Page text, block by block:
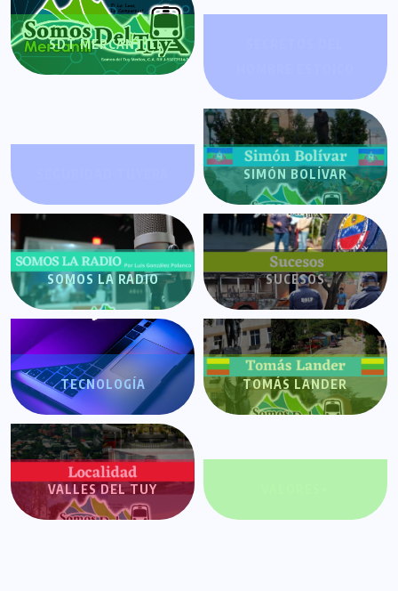
SDT MERCANTIL
SIMÓN BOLÍVAR
SOMOS LA RADIO SUCESOS
TECNOLOGÍA TOMÁS LANDER
VALLES DEL TUY